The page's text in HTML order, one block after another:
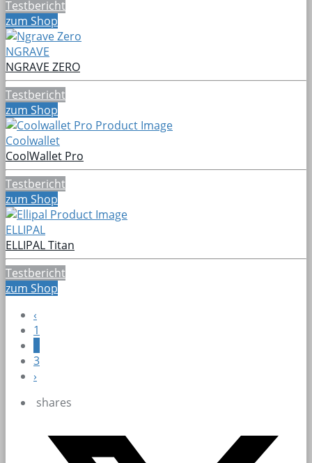
Testbericht
zum Shop
NGRAVE
NGRAVE ZERO
Testbericht
zum Shop
Coolwallet
CoolWallet Pro
Testbericht
zum Shop
ELLIPAL
ELLIPAL Titan
Testbericht
zum Shop
‹
1
3
›
shares